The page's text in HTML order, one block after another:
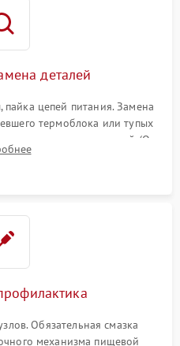
деталей
цепей питания. Замена
термоблока или тупых
уплотнителей (O-
надежного устранения
Обязательная смазка
механизма пищевой